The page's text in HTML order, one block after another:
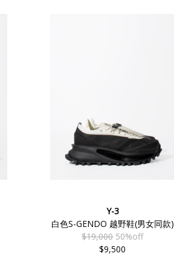
Y-3
白色S-GENDO 越野鞋(男女同款)
$19,000 50%off
$9,500